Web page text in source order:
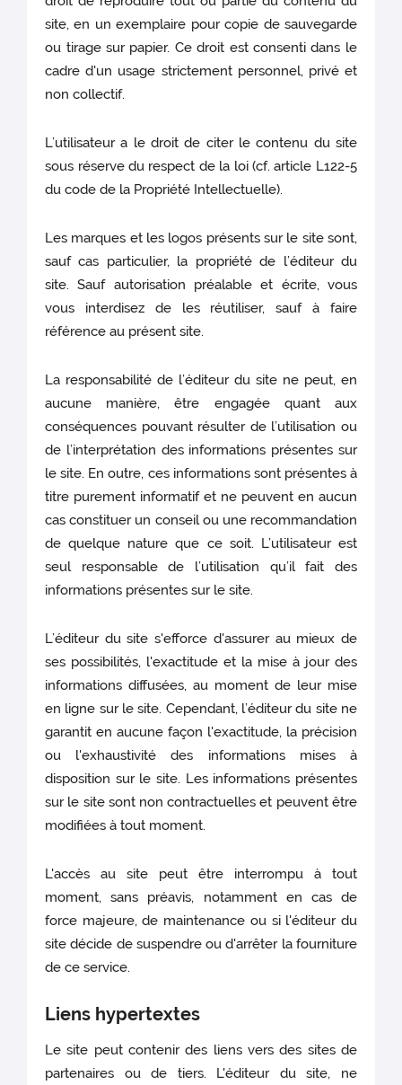
site, en un exemplaire pour copie de sauvegarde
ou tirage sur papier. Ce droit est consenti dans le
cadre d'un usage strictement personnel, privé et
non collectif.
L’utilisateur a le droit de citer le contenu du site
sous réserve du respect de la loi (cf. article L122-5
du code de la Propriété Intellectuelle).
Les marques et les logos présents sur le site sont,
sauf cas particulier, la propriété de l’éditeur du
site. Sauf autorisation préalable et écrite, vous
vous interdisez de les réutiliser, sauf à faire
référence au présent site.
La responsabilité de l’éditeur du site ne peut, en
aucune manière, être engagée quant aux
conséquences pouvant résulter de l’utilisation ou
de l’interprétation des informations présentes sur
le site. En outre, ces informations sont présentes à
titre purement informatif et ne peuvent en aucun
cas constituer un conseil ou une recommandation
de quelque nature que ce soit. L’utilisateur est
seul responsable de l’utilisation qu’il fait des
informations présentes sur le site.
L’éditeur du site s'efforce d'assurer au mieux de
ses possibilités, l'exactitude et la mise à jour des
informations diffusées, au moment de leur mise
en ligne sur le site. Cependant, l’éditeur du site ne
garantit en aucune façon l'exactitude, la précision
ou l'exhaustivité des informations mises à
disposition sur le site. Les informations présentes
sur le site sont non contractuelles et peuvent être
modifiées à tout moment.
L'accès au site peut être interrompu à tout
moment, sans préavis, notamment en cas de
force majeure, de maintenance ou si l'éditeur du
site décide de suspendre ou d'arrêter la fourniture
de ce service.
Liens hypertextes
Le site peut contenir des liens vers des sites de
partenaires ou de tiers. L'éditeur du site, ne